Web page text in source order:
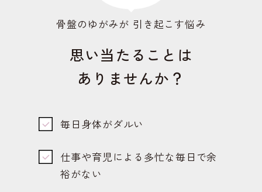
骨盤のゆがみが 引き起こす悩み
思い当たることは
ありませんか？
毎日身体がダルい
仕事や育児による多忙な毎日で余
裕がない